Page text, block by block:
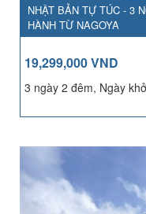
NHẬT BẢN TỰ TÚC - 3
HÀNH TỪ NAGOYA
19,299,000 VND
3 ngày 2 đêm, Ngày